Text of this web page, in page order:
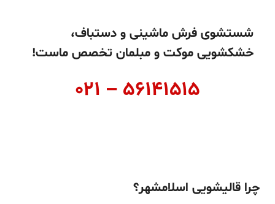
شستشوی فرش ماشینی و دستباف،
خشکشویی موکت و مبلمان تخصص ماست!
۰۲۱ – ۵۶۱۴۱۵۱۵
چرا قالیشویی اسلامشهر؟